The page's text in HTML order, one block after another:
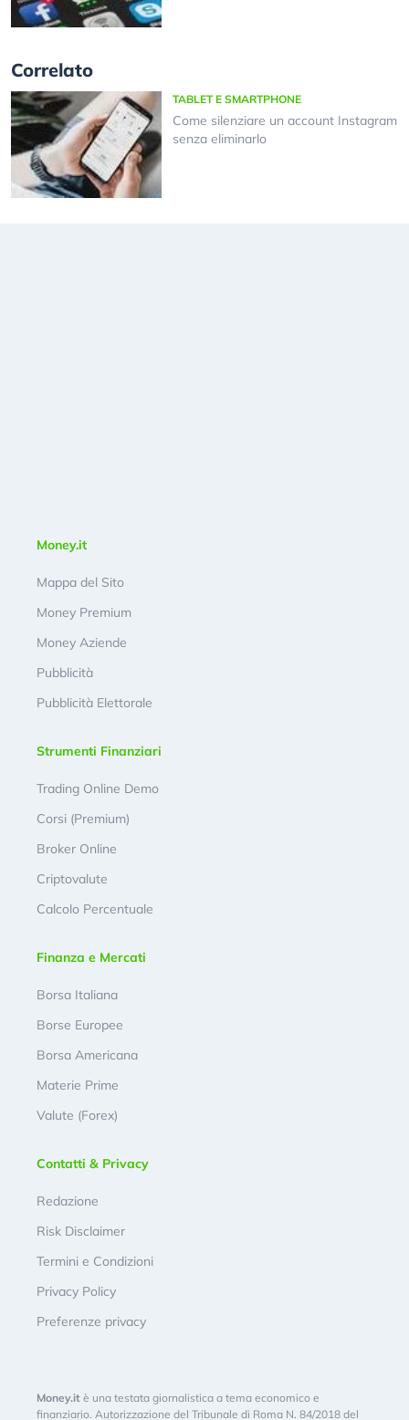
Correlato
TABLET E SMARTPHONE
Come silenziare un account Instagram
senza eliminarlo
Money.it
Mappa del Sito
Money Premium
Money Aziende
Pubblicità
Pubblicità Elettorale
Strumenti Finanziari
Trading Online Demo
Corsi (Premium)
Broker Online
Criptovalute
Calcolo Percentuale
Finanza e Mercati
Borsa Italiana
Borse Europee
Borsa Americana
Materie Prime
Valute (Forex)
Contatti & Privacy
Redazione
Risk Disclaimer
Termini e Condizioni
Privacy Policy
Preferenze privacy
Money.it è una testata giornalistica a tema economico e
finanziario. Autorizzazione del Tribunale di Roma N. 84/2018 del